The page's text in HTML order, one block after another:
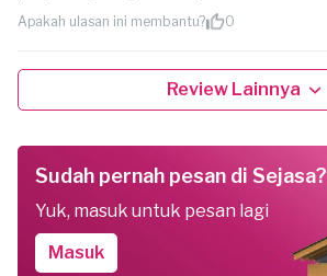
Apakah ulasan ini membantu?
0
Review Lainnya
Sudah pernah pesan di Sejasa?
Yuk, masuk untuk pesan lagi
Masuk